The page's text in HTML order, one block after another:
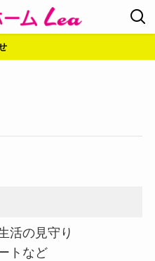
活の見守り
トなど